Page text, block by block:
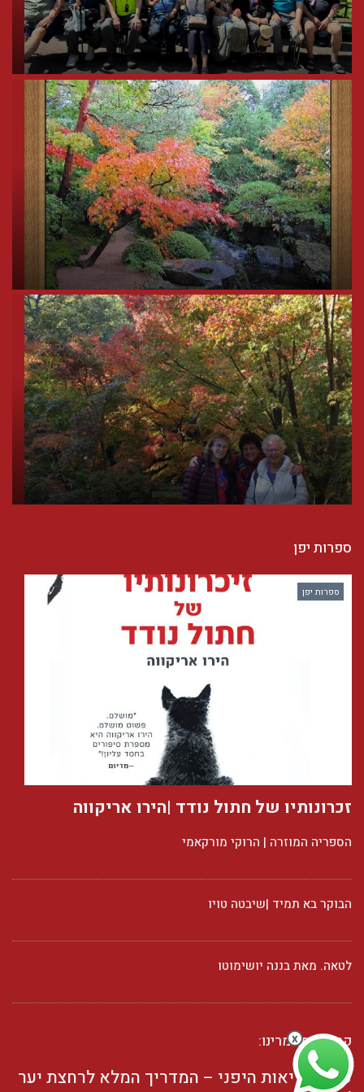
ספרות יפן
ספרות יפן
זכרונותיו של חתול נודד |הירו אריקווה
הספריה המוזרה | הרוקי מורקאמי
הבוקר בא תמיד |שיבטה טויו
לטאה. מאת בננה יושימוטו
קראו ממאמרינו:
סוד הבריאות היפני – המדריך המלא לרחצת יער
x